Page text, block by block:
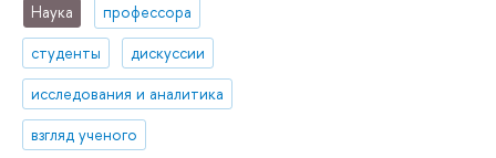
Наука
профессора
студенты
дискуссии
исследования и аналитика
взгляд ученого